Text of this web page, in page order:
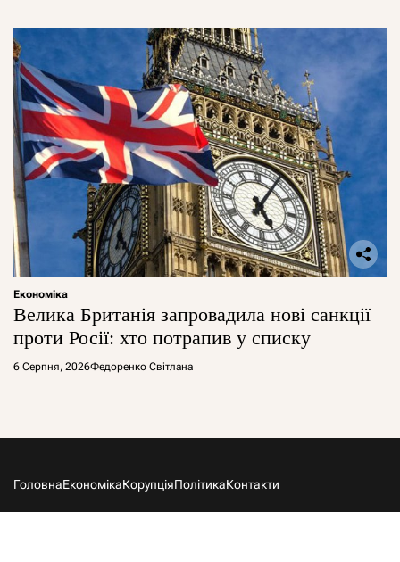
Економіка
Велика Британія запровадила нові санкції
проти Росії: хто потрапив у списку
6 Серпня, 2026Федоренко Світлана
ГоловнаЕкономікаКорупціяПолітикаКонтакти